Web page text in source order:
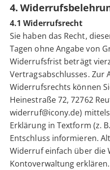
4.
4.1 Widerrufsrecht
Sie haben das Recht,
Tagen ohne Angabe von
Widerrufsfrist beträgt
Vertragsabschlusses. Zur
Widerrufsrechts können
Heinestraße 72, 72762
widerruf@icony.de)
Erklärung in Textform (z.
Entschluss informieren.
Widerruf einfach über
Kontoverwaltung